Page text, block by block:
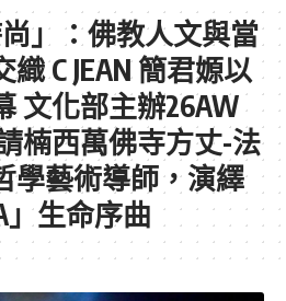
尚」：佛教人文與當
C JEAN 簡君嫄以
文化部主辦26AW
楠西萬佛寺方丈-法
學藝術導師，演繹
」生命序曲